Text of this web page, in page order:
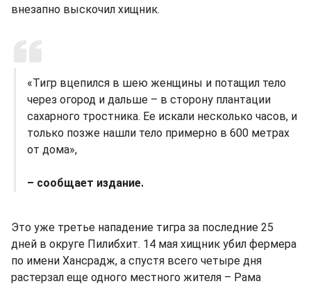
внезапно выскочил хищник.
«Тигр вцепился в шею женщины и потащил тело
через огород и дальше – в сторону плантации
сахарного тростника. Ее искали несколько часов, и
только позже нашли тело примерно в 600 метрах
от дома»,
– сообщает издание.
Это уже третье нападение тигра за последние 25
дней в округе Пилибхит. 14 мая хищник убил фермера
по имени Хансрадж, а спустя всего четыре дня
растерзал еще одного местного жителя – Рама